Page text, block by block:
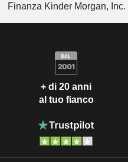
Finanza Kinder Morgan, Inc.
+ di 20 anni
al tuo fianco